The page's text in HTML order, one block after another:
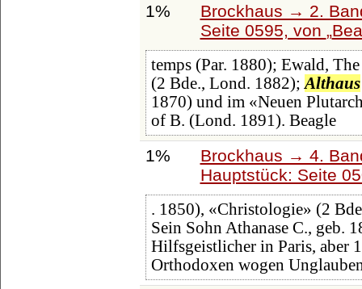
1%
Brockhaus → 2.
Seite 0595, von
temps (Par. 1880); Ewald,
(2 Bde., Lond. 1882); Althaus
1870) und im «Neuen
of B. (Lond. 1891). Beagle
1%
Brockhaus → 4.
Hauptstück: Seite
. 1850), «Christologie» (2
Sein Sohn Athanase C., geb.
Hilfsgeistlicher in Paris, aber
Orthodoxen wogen